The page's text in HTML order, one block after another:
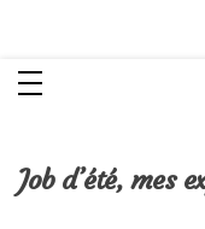
Job d’été, mes